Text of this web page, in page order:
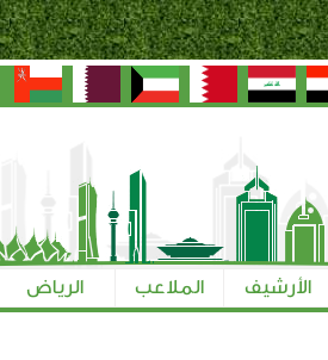
الأرشيف الملاعب الرياض